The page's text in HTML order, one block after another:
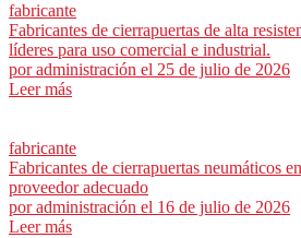
fabricante
Fabricantes de cierrapuertas de alta
líderes para uso comercial e industrial.
poradministración el 25 de julio de 2026
Leer más
fabricante
Fabricantes de cierrapuertas neumáticos
proveedor adecuado
poradministración el 16 de julio de 2026
Leer más